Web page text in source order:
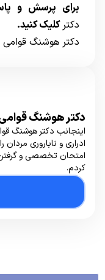
برای پرسش و
دکترکلیک کنید.
دکتر هوشنگ
دکتر هوشنگ
اینجانب دکتر هوشنگ
امتحان تخصصی و گرفتن
کردم.